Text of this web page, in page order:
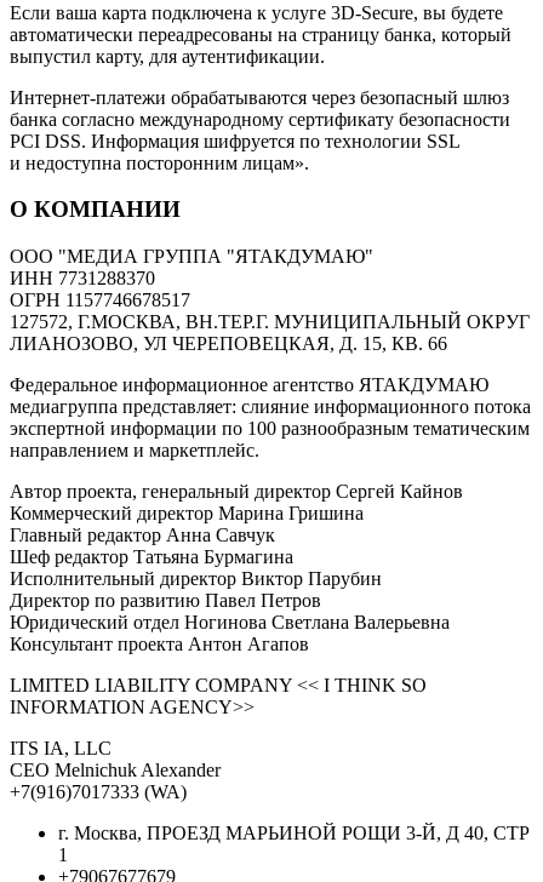
Если ваша карта подключена к услуге 3D-Secure, вы будете
автоматически переадресованы на страницу банка, который
выпустил карту, для аутентификации.
Интернет-платежи обрабатываются через безопасный шлюз
банка согласно международному сертификату безопасности
PCI DSS. Информация шифруется по технологии SSL
и недоступна посторонним лицам».
О КОМПАНИИ
ООО "МЕДИА ГРУППА "ЯТАКДУМАЮ"
ИНН 7731288370
ОГРН 1157746678517
127572, Г.МОСКВА, ВН.ТЕР.Г. МУНИЦИПАЛЬНЫЙ ОКРУГ
ЛИАНОЗОВО, УЛ ЧЕРЕПОВЕЦКАЯ, Д. 15, КВ. 66
Федеральное информационное агентство ЯТАКДУМАЮ
медиагруппа представляет: слияние информационного потока
экспертной информации по 100 разнообразным тематическим
направлением и маркетплейс.
Автор проекта, генеральный директор Сергей Кайнов
Коммерческий директор Марина Гришина
Главный редактор Анна Савчук
Шеф редактор Татьяна Бурмагина
Исполнительный директор Виктор Парубин
Директор по развитию Павел Петров
Юридический отдел Ногинова Светлана Валерьевна
Консультант проекта Антон Агапов
LIMITED LIABILITY COMPANY << I THINK SO
INFORMATION AGENCY>>
ITS IA, LLC
CEO Melnichuk Alexander
+7(916)7017333 (WA)
г. Москва, ПРОЕЗД МАРЬИНОЙ РОЩИ 3-Й, Д 40, СТР
1
+79067677679